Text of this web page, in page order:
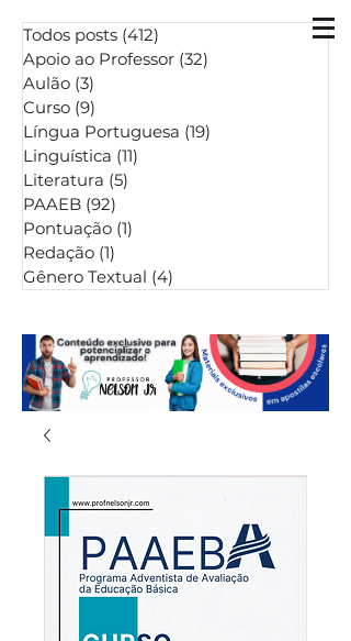
Todos posts (412)
Apoio ao Professor (32)
Aulão (3)
Curso (9)
Língua Portuguesa (19)
Linguística (11)
Literatura (5)
PAAEB (92)
Pontuação (1)
Redação (1)
Gênero Textual (4)